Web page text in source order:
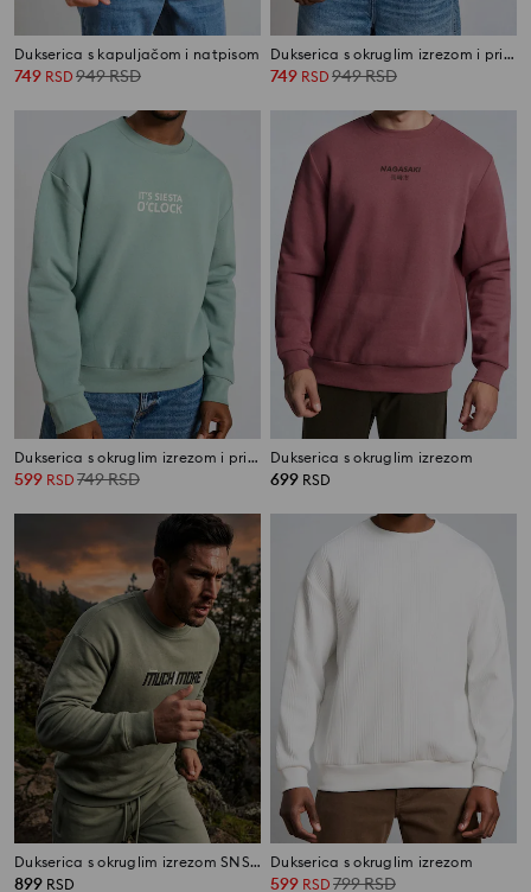
Dukserica s kapuljačom i natpisom
749 RSD 949RSD
Dukserica s okruglim izrezom i printom
749 RSD 949RSD
Dukserica s okruglim izrezom i printom
599 RSD 749RSD
Dukserica s okruglim izrezom
699 RSD
Dukserica s okruglim izrezom SNSY PERFORMANCE
899 RSD
Dukserica s okruglim izrezom
599 RSD 799RSD